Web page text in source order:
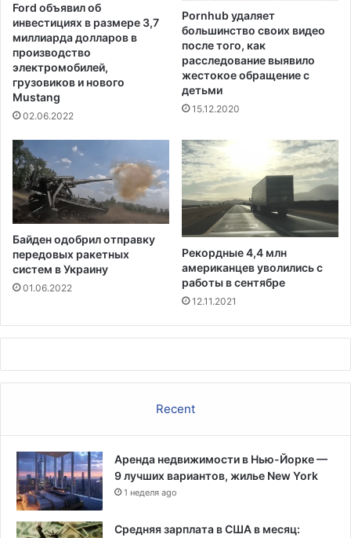
б
о
е
в
а
н
е
м
–
е
щ
о
д
н
с
р
е
м
е
н
н
х
ж
е
н
щ
н
Ford объявил об
инвестициях в размере 3,7
миллиарда долларов в
производство
электромобилей,
грузовиков и нового
Mustang
02.06.2022
Pornhub удаляет
большинство своих видео
после того, как
расследование выявило
жестокое обращение с
детьми
15.12.2020
Байден одобрил отправку
передовых ракетных
систем в Украину
01.06.2022
Рекордные 4,4 млн
американцев уволились с
работы в сентябре
12.11.2021
Recent
Аренда недвижимости в Нью-Йорке —
9 лучших вариантов, жилье New York
1 неделя ago
Средняя зарплата в США в месяц: